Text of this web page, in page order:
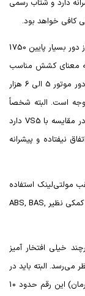
دارد و شتاب رسمی
این است که حداکثر گشتاورش از دور بسیار پایین 1750
به معنای کشش مناسب
درشرایط مختلف خواهد بود. حتی حداکثر قدرت هم از دور موتور 5 الی 6 هزار
است. البته شخصاً
مقایسه با VS5 دارد
نیفتاده و پیشرانه
مولتی‌لینک استفاده
نظیر ABS, BAS,
شده که هرچند خیلی افتخار آمیز
می‌رسد. البته باید در
نظر داشت که در عمل (بخصوص با شرایط خاص کشورمان) این رقم حدود 10